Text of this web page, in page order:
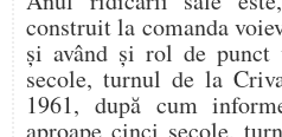
construit la comanda
şi având şi rol de punct
secole, turnul de la
1961, după cum
aproape cinci secole,